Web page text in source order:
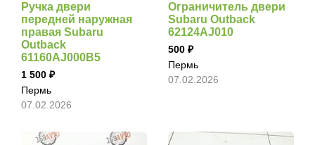
Ручка двери
передней наружная
правая Subaru
Outback
61160AJ000B5
1 500
Пермь
07.02.2026
Ограничитель двери
Subaru Outback
62124AJ010
500
Пермь
07.02.2026